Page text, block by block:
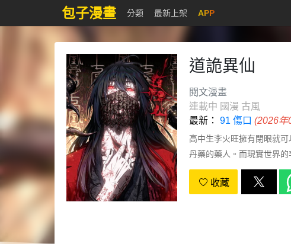
包子漫畫 分類 最新上架 APP
道詭異仙
閱文漫畫
連載中 國漫 古風
最新： 91 傷口 (2026年
高中生李火旺擁有閉眼就
丹藥的藥人。而現實世界
假假，假假真真，李火旺崩
收藏